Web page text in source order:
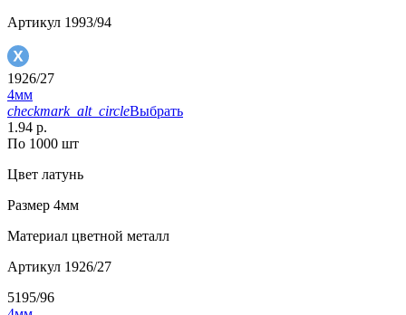
Артикул 1993/94
1926/27
4мм
checkmark_alt_circleВыбрать
1.94 р.
По 1000 шт
Цвет латунь
Размер 4мм
Материал цветной металл
Артикул 1926/27
5195/96